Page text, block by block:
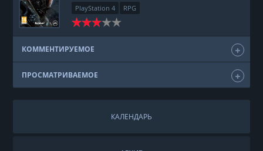
PlayStation 4 RPG
КОММЕНТИРУЕМОЕ
ПРОСМАТРИВАЕМОЕ
КАЛЕНДАРЬ